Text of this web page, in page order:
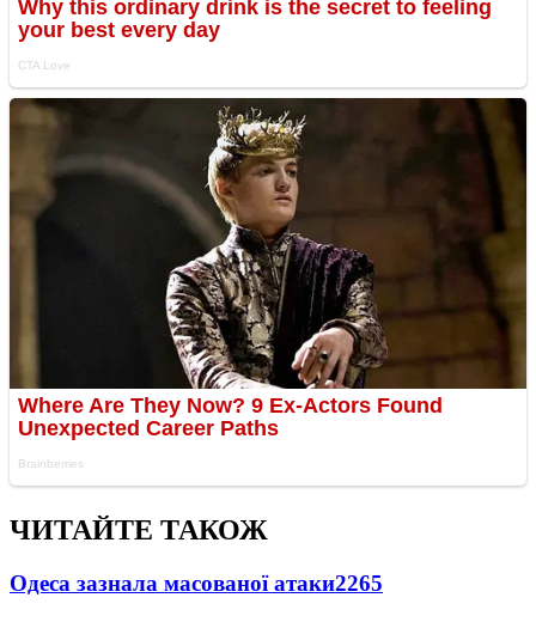
ЧИТАЙТЕ ТАКОЖ
Одеса зазнала масованої атаки2265